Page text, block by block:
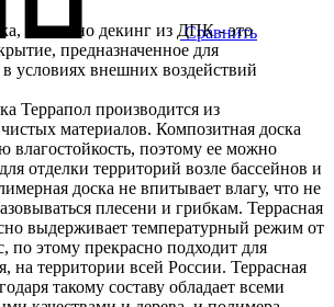
Сравнить
а именно декинг из ДПК - это
предназначенное для
условиях внешних воздействий
Террапол производится из
материалов. Композитная доска
влагостойкость, поэтому ее можно
отделки территорий возле бассейнов и
доска не впитывает влагу, что не
плесени и грибкам. Террасная
выдерживает температурный режим от
по этому прекрасно подходит для
на территории всей России. Террасная
такому составу обладает всеми